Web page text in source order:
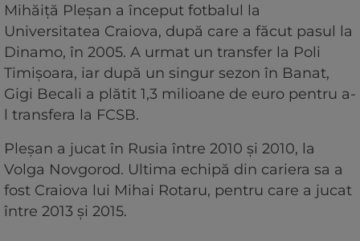
Mihăiță Pleșan a început fotbalul la
Universitatea Craiova, după care a făcut pasul la
Dinamo, în 2005. A urmat un transfer la Poli
Timișoara, iar după un singur sezon în Banat,
Gigi Becali a plătit 1,3 milioane de euro pentru a-
l transfera la FCSB.
Pleșan a jucat în Rusia între 2010 și 2010, la
Volga Novgorod. Ultima echipă din cariera sa a
fost Craiova lui Mihai Rotaru, pentru care a jucat
între 2013 și 2015.